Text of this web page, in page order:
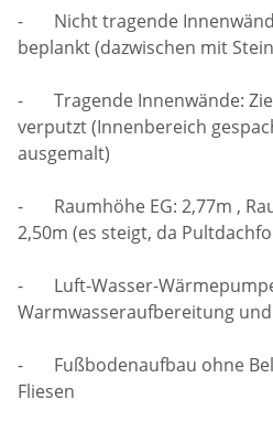
- Nicht tragende
beplankt (dazwischen mit
- Tragende Innenwände:
verputzt (Innenbereich
ausgemalt)
- Raumhöhe EG: 2,77m ,
2,50m (es steigt, da
- Luft-Wasser-
Warmwasseraufbereitung
- Fußbodenaufbau ohne
Fliesen